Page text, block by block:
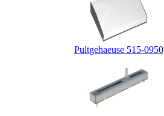
Pultgehaeuse 515-0950